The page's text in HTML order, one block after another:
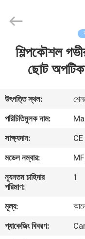
বাড়ি
ভিআর
শো
আমাদের
সম্পর্কে
কারখানা
ভ্রমণ
Technology
Reserved.শিল্পকৌশল
ছোট
উৎপত্তি স্থল:
পরিচিতিমুলক নাম:
সাক্ষ্যদান:
মডেল নম্বার:
ন্যূনতম চাহিদার
পরিমাণ:
1
মূল্য:
প্যাকেজিং বিবরণ: